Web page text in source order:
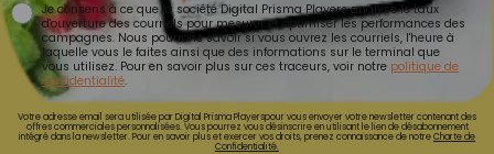
Je consens à ce que la société Digital Prisma Players analyse le taux
d'ouverture des courriels pour mesurer et optimiser les performances des
campagnes. Nous pourrons savoir si vous ouvrez les courriels, l'heure à
laquelle vous le faites ainsi que des informations sur le terminal que
vous utilisez. Pour en savoir plus sur ces traceurs, voir notre politique de
confidentialité.
Votre adresse email sera utilisée par Digital Prisma Playerspour vous envoyer votre newsletter contenant des
offres commerciales personnalisées. Vous pourrez vous désinscrire en utilisant le lien de désabonnement
intégré dans la newsletter. Pour en savoir plus et exercer vos droits, prenez connaissance de notreCharte de
Confidentialité.